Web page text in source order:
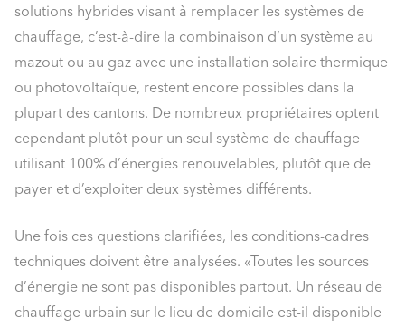
solutions hybrides visant à remplacer les systèmes de
chauffage, c’est-à-dire la combinaison d’un système au
mazout ou au gaz avec une installation solaire thermique
ou photovoltaïque, restent encore possibles dans la
plupart des cantons. De nombreux propriétaires optent
cependant plutôt pour un seul système de chauffage
utilisant 100% d’énergies renouvelables, plutôt que de
payer et d’exploiter deux systèmes différents.
Une fois ces questions clarifiées, les conditions-cadres
techniques doivent être analysées. «Toutes les sources
d’énergie ne sont pas disponibles partout. Un réseau de
chauffage urbain sur le lieu de domicile est-il disponible